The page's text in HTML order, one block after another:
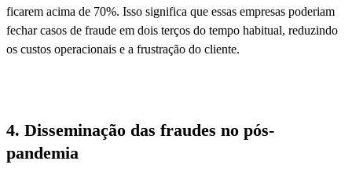
ficarem acima de 70%. Isso significa que essas empresas poderiam
fechar casos de fraude em dois terços do tempo habitual, reduzindo
os custos operacionais e a frustração do cliente.
4. Disseminação das fraudes no pós-
pandemia